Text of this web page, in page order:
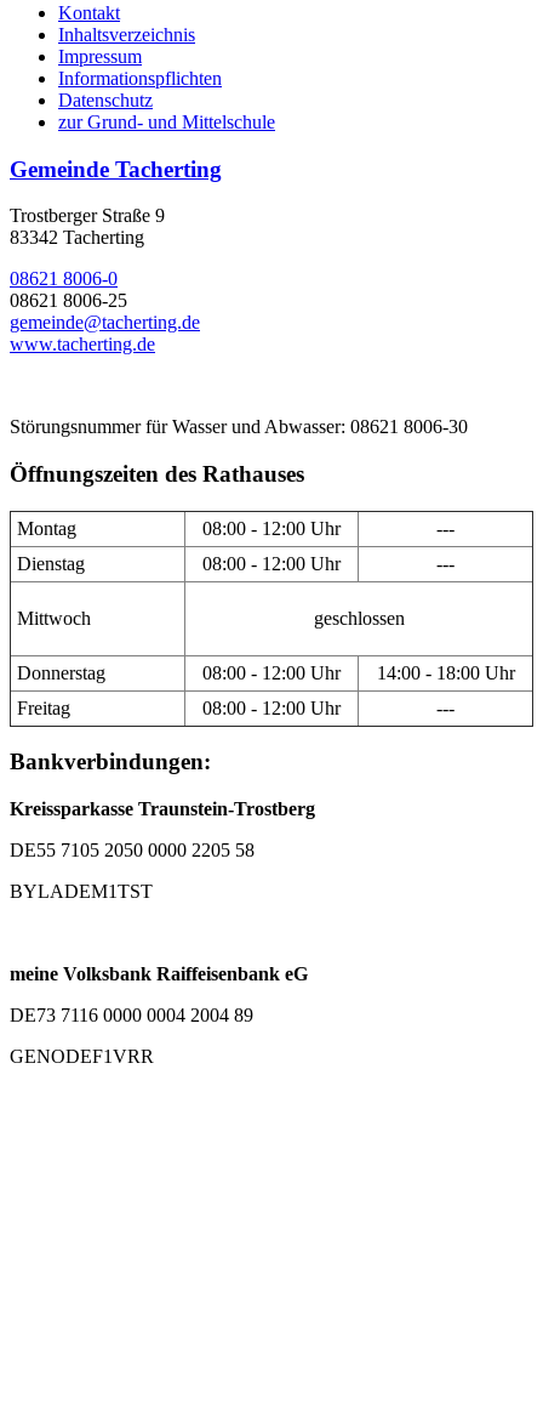
Kontakt
Inhaltsverzeichnis
Impressum
Informationspflichten
Datenschutz
zur Grund- und Mittelschule
Gemeinde Tacherting
Trostberger Straße 9
83342 Tacherting
08621 8006-0
08621 8006-25
gemeinde@tacherting.de
www.tacherting.de
Störungsnummer für Wasser und Abwasser: 08621 8006-30
Öffnungszeiten des Rathauses
Montag 08:00 - 12:00 Uhr
---
Dienstag
08:00 - 12:00 Uhr ---
Mittwoch geschlossen
Donnerstag 08:00 - 12:00 Uhr
14:00 - 18:00 Uhr
Freitag
08:00 - 12:00 Uhr ---
Bankverbindungen:
Kreissparkasse Traunstein-Trostberg
DE55 7105 2050 0000 2205 58
BYLADEM1TST
meine Volksbank Raiffeisenbank eG
DE73 7116 0000 0004 2004 89
GENODEF1VRR